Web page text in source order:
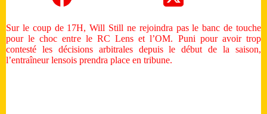
Sur le coup de 17H, Will Still ne rejoindra pas le banc de touche
pour le choc entre le RC Lens et l’OM. Puni pour avoir trop
contesté les décisions arbitrales depuis le début de la saison,
l’entraîneur lensois prendra place en tribune.